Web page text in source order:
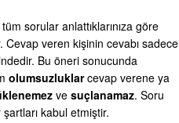
tüm sorular anlattıklarınıza göre
Cevap veren kişinin cevabı sadece
Bu öneri sonucunda
olumsuzluklarcevap verene ya
ve suçlanamaz. Soru
kabul etmiştir.